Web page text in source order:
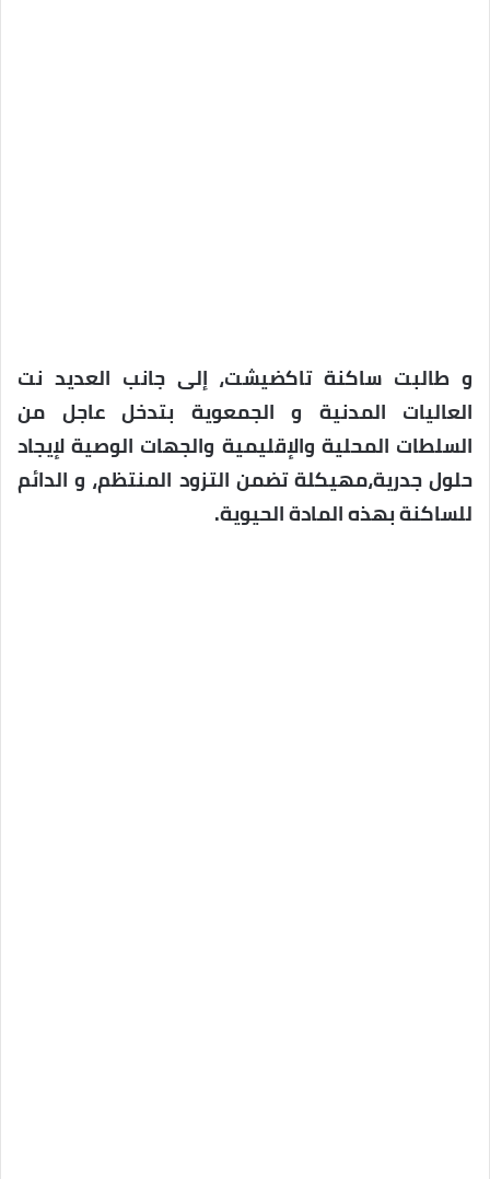
و طالبت ساكنة تاكضيشت، إلى جانب العديد نت
العاليات المدنية و الجمعوية بتدخل عاجل من
السلطات المحلية والإقليمية والجهات الوصية لإيجاد
حلول جدرية،مهيكلة تضمن التزود المنتظم، و الدائم
للساكنة بهذه المادة الحيوية.